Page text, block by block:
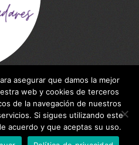
NETfor Mercedes
asegurar que damos la mejor
web y cookies de terceros
de la navegación de nuestros
Si sigues utilizando este
acuerdo y que aceptas su uso.